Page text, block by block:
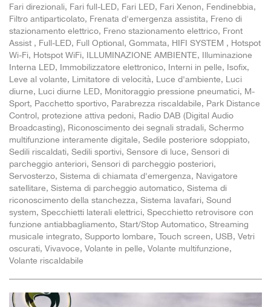
Fari direzionali, Fari full-LED, Fari LED, Fari Xenon, Fendinebbia,
Filtro antiparticolato, Frenata d'emergenza assistita, Freno di
stazionamento elettrico, Freno stazionamento elettrico, Front
Assist , Full-LED, Full Optional, Gommata, HIFI SYSTEM , Hotspot
Wi-Fi, Hotspot WiFi, ILLUMINAZIONE AMBIENTE, Illuminazione
Interna LED, Immobilizzatore elettronico, Interni in pelle, Isofix,
Leve al volante, Limitatore di velocità, Luce d'ambiente, Luci
diurne, Luci diurne LED, Monitoraggio pressione pneumatici, M-
Sport, Pacchetto sportivo, Parabrezza riscaldabile, Park Distance
Control, protezione attiva pedoni, Radio DAB (Digital Audio
Broadcasting), Riconoscimento dei segnali stradali, Schermo
multifunzione interamente digitale, Sedile posteriore sdoppiato,
Sedili riscaldati, Sedili sportivi, Sensore di luce, Sensori di
parcheggio anteriori, Sensori di parcheggio posteriori,
Servosterzo, Sistema di chiamata d'emergenza, Navigatore
satellitare, Sistema di parcheggio automatico, Sistema di
riconoscimento della stanchezza, Sistema lavafari, Sound
system, Specchietti laterali elettrici, Specchietto retrovisore con
funzione antiabbagliamento, Start/Stop Automatico, Streaming
musicale integrato, Supporto lombare, Touch screen, USB, Vetri
oscurati, Vivavoce, Volante in pelle, Volante multifunzione,
Volante riscaldabile